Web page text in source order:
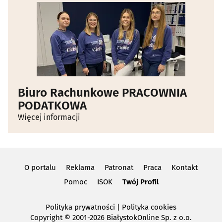
Biuro Rachunkowe PRACOWNIA
PODATKOWA
Więcej informacji
O portalu Reklama Patronat Praca
Kontakt
Pomoc
ISOK Twój Profil
Polityka prywatności | Polityka cookies
Copyright© 2001-2026 BiałystokOnline Sp. z o.o.